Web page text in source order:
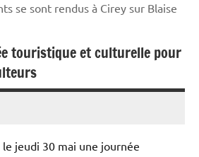
se sont rendus à Cirey sur Blaise
touristique et culturelle pour
le jeudi 30 mai une journée